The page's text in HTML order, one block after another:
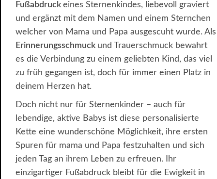
Fußabdruck eines Sternenkindes, liebevoll graviert
und ergänzt mit dem Namen und einem Sternchen
welcher von Mama und Papa ausgescuht wurde. Als
Erinnerungsschmuck und Trauerschmuck bewahrt
es die Verbindung zu einem geliebten Kind, das viel
zu früh gegangen ist, doch für immer einen Platz in
deinem Herzen hat.
Doch nicht nur für Sternenkinder – auch für
lebendige, aktive Babys ist diese personalisierte
Kette eine wunderschöne Möglichkeit, ihre ersten
Spuren für mama und Papa festzuhalten und sich
jeden Tag an ihrem Leben zu erfreuen. Ihr
einzigartiger Fußabdruck bleibt für die Ewigkeit in